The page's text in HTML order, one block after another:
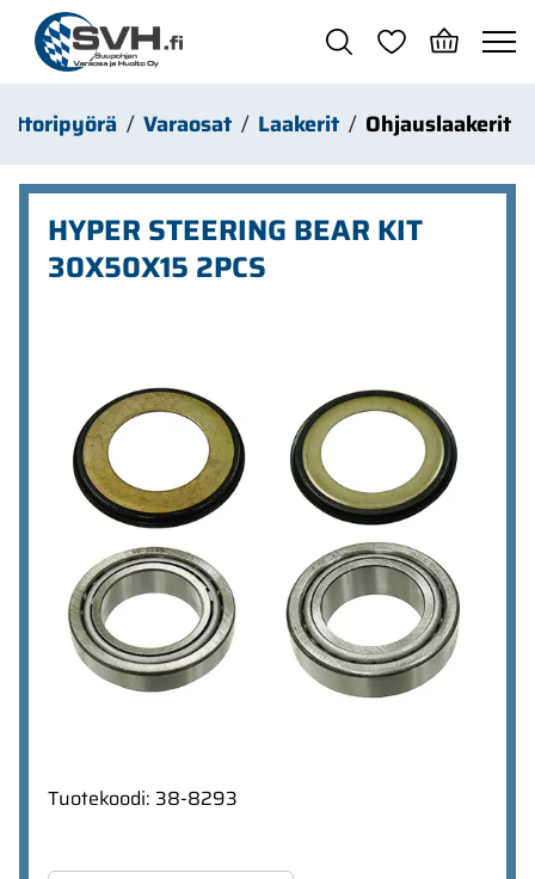
Siirry pääsisältöön
Varaosat Laakerit Ohjauslaakerit
HYPER STEERING BEAR KIT
30X50X15 2PCS
Tuotekoodi: 38-8293